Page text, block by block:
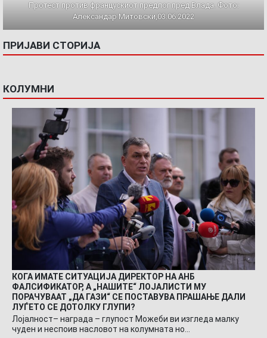
Протест против францускиот предлог пред Влада. Фото:
Александар Митовски,03.06.2022
ПРИЈАВИ СТОРИЈА
КОЛУМНИ
КОГА ИМАТЕ СИТУАЦИЈА ДИРЕКТОР НА АНБ
ФАЛСИФИКАТОР, А „НАШИТЕ“ ЛОЈАЛИСТИ МУ
ПОРАЧУВААТ „ДА ГАЗИ“ СЕ ПОСТАВУВА ПРАШАЊЕ ДАЛИ
ЛУЃЕТО СЕ ДОТОЛКУ ГЛУПИ?
Лојалност– награда – глупост Можеби ви изгледа малку
чуден и неспоив насловот на колумната но…